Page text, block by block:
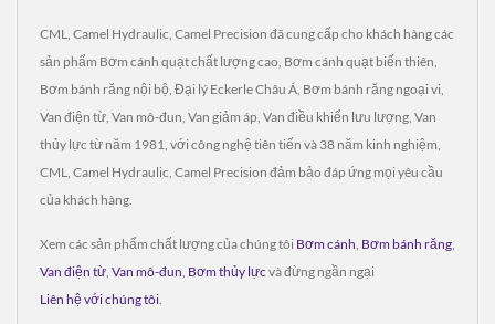
CML, Camel Hydraulic, Camel Precision đã cung cấp cho khách hàng các
sản phẩm Bơm cánh quạt chất lượng cao, Bơm cánh quạt biến thiên,
Bơm bánh răng nội bộ, Đại lý Eckerle Châu Á, Bơm bánh răng ngoại vi,
Van điện từ, Van mô-đun, Van giảm áp, Van điều khiển lưu lượng, Van
thủy lực từ năm 1981, với công nghệ tiên tiến và 38 năm kinh nghiệm,
CML, Camel Hydraulic, Camel Precision đảm bảo đáp ứng mọi yêu cầu
của khách hàng.
Xem các sản phẩm chất lượng của chúng tôi Bơm cánh, Bơm bánh răng,
Van điện từ, Van mô-đun, Bơm thủy lực và đừng ngần ngại
Liên hệ với chúng tôi.